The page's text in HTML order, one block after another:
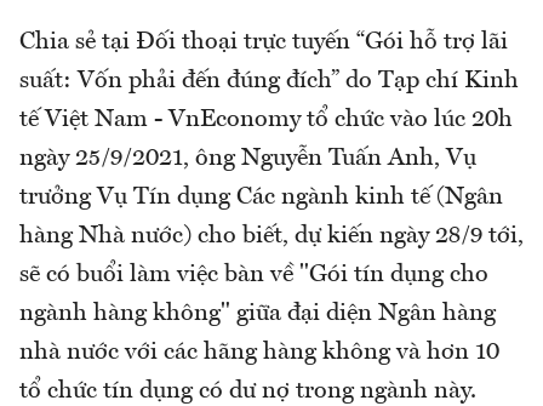
Chia sẻ tại Đối thoại trực tuyến “Gói hỗ trợ lãi
suất: Vốn phải đến đúng đích” do Tạp chí Kinh
tế Việt Nam - VnEconomy tổ chức vào lúc 20h
ngày 25/9/2021, ông Nguyễn Tuấn Anh, Vụ
trưởng Vụ Tín dụng Các ngành kinh tế (Ngân
hàng Nhà nước) cho biết, dự kiến ngày 28/9 tới,
sẽ có buổi làm việc bàn về "Gói tín dụng cho
ngành hàng không" giữa đại diện Ngân hàng
nhà nước với các hãng hàng không và hơn 10
tổ chức tín dụng có dư nợ trong ngành này.